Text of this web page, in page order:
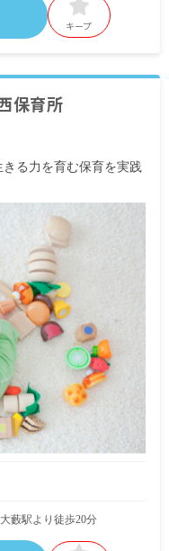
キープ
保育所
る力を育む保育を実践
藪駅より徒歩20分